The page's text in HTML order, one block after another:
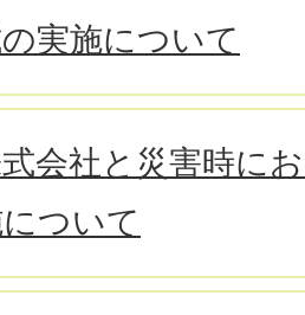
実施について
会社と災害時に
ついて